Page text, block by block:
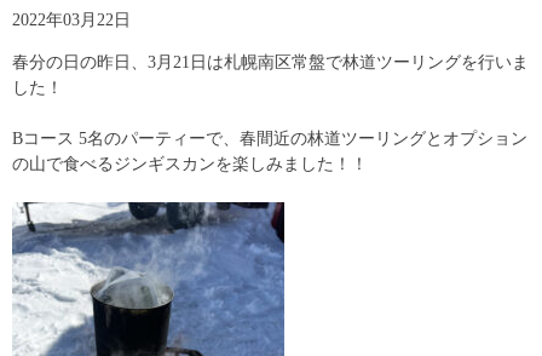
2022年03月22日
春分の日の昨日、3月21日は札幌南区常盤で林道ツーリングを行いま
した！
Bコース 5名のパーティーで、春間近の林道ツーリングとオプション
の山で食べるジンギスカンを楽しみました！！